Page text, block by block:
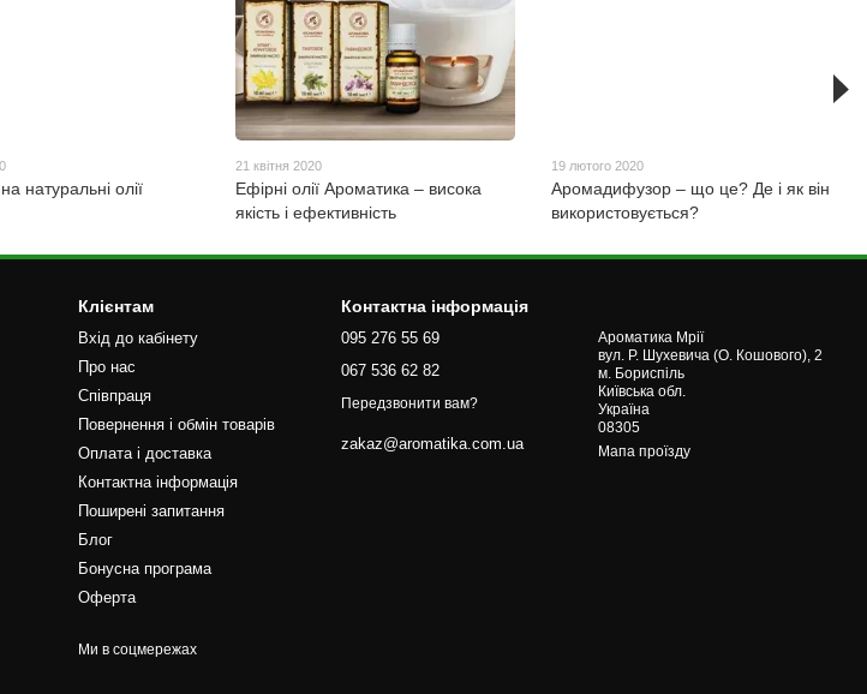
натуральні олії
21 квітня 2020
Ефірні олії Ароматика – висока
якість і ефективність
19 лютого 2020
Аромадифузор – що це? Де і як він
використовується?
Клієнтам
Вхід до кабінету
Про нас
Співпраця
Повернення і обмін товарів
Оплата і доставка
Контактна інформація
Поширені запитання
Блог
Бонусна програма
Оферта
Ми в соцмережах
Контактна інформація
095 276 55 69
067 536 62 82
Передзвонити вам?
zakaz@aromatika.com.ua
Ароматика Мрії
вул. Р. Шухевича (О. Кошового), 2
м. Бориcпіль
Київська обл.
Україна
08305
Мапа проїзду